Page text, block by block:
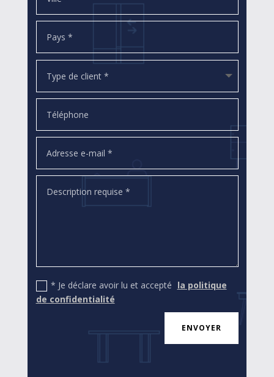
* Je déclare avoir lu et accepté la politique
de confidentialité
ENVOYER